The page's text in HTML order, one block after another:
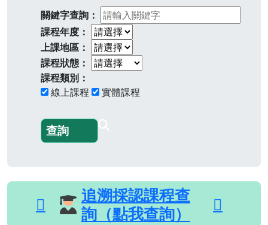
關鍵字查詢：
課程年度：
上課地區：
課程狀態：
課程類別：
線上課程
實體課程
追溯採認課程查
詢（點我查詢）